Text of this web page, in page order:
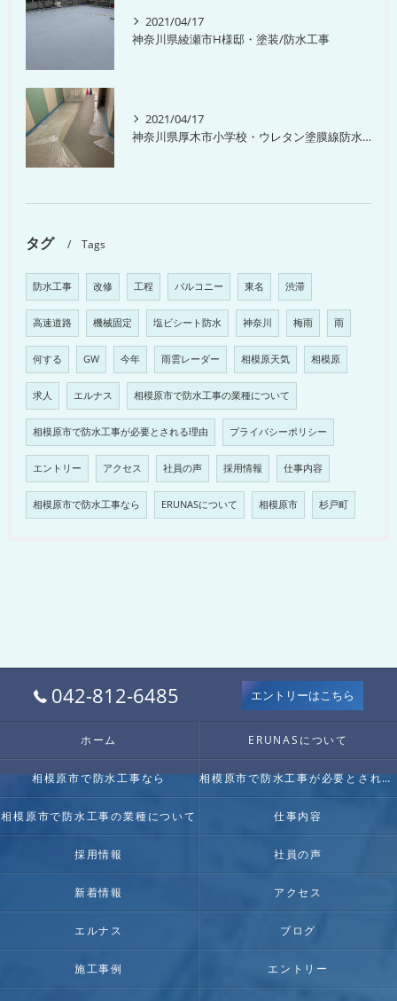
2021/04/17
神奈川県綾瀬市H様邸・塗装/防水工事
2021/04/17
神奈川県厚木市小学校・ウレタン塗膜線防水工事
タグ Tags
防水工事 改修 工程 バルコニー 東名 渋滞
高速道路 機械固定 塩ビシート防水 神奈川 梅雨 雨
何する GW 今年 雨雲レーダー 相模原天気 相模原
求人 エルナス 相模原市で防水工事の業種について
相模原市で防水工事が必要とされる理由 プライバシーポリシー
エントリー アクセス 社員の声 採用情報 仕事内容
相模原市で防水工事なら ERUNASについて 相模原市 杉戸町
042-812-6485 エントリーはこちら
ホーム ERUNASについて
相模原市で防水工事なら 相模原市で防水工事が必要とされる理由
相模原市で防水工事の業種について 仕事内容
採用情報 社員の声
新着情報 アクセス
エルナス ブログ
施工事例 エントリー